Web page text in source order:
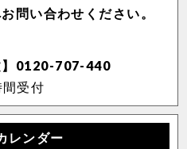
問い合わせください。
】0120-707-440
受付
レンダー